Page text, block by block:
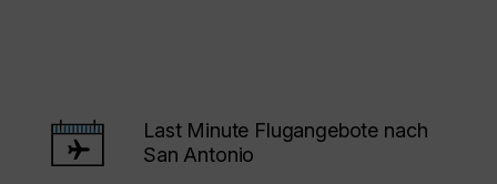
Last Minute Flugangebote nach
San Antonio